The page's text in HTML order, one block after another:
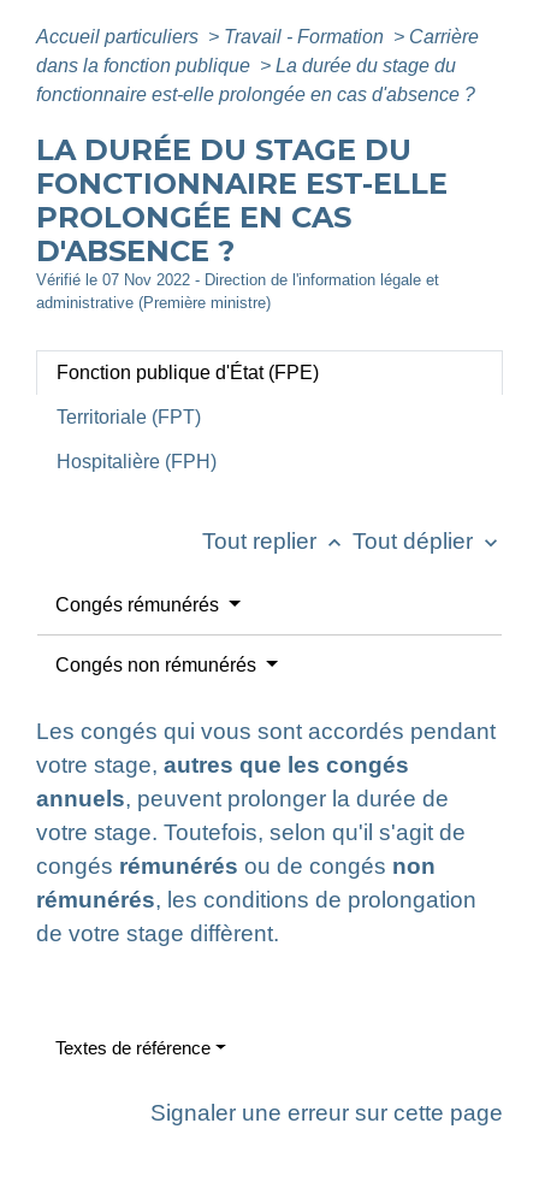
Accueil particuliers > Travail - Formation > Carrière
dans la fonction publique > La durée du stage du
fonctionnaire est-elle prolongée en cas d'absence ?
LA DURÉE DU STAGE DU
FONCTIONNAIRE EST-ELLE
PROLONGÉE EN CAS
D'ABSENCE ?
Vérifié le 07 Nov 2022 - Direction de l'information légale et
administrative (Première ministre)
Fonction publique d'État (FPE)
Territoriale (FPT)
Hospitalière (FPH)
Tout replier keyboard_arrow_up Tout déplier keyboard_arrow_down
Congés rémunérés
Congés non rémunérés
Les congés qui vous sont accordés pendant
votre stage, autres que les congés
annuels, peuvent prolonger la durée de
votre stage. Toutefois, selon qu'il s'agit de
congés rémunérés ou de congés non
rémunérés, les conditions de prolongation
de votre stage diffèrent.
Textes de référence
Signaler une erreur sur cette page